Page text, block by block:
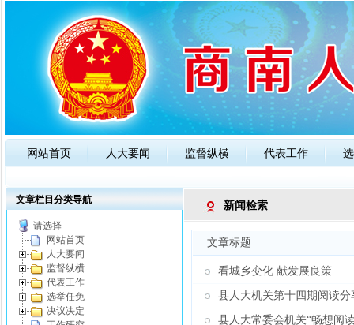
网站首页 人大要闻 监督纵横 代表工作
新闻检索
文章标题
看城乡变化 献发展良策
县人大机关第十四期阅读
县人大常委会机关“畅想阅
文章栏目分类导航
请选择
网站首页
人大要闻
监督纵横
代表工作
选举任免
决议决定